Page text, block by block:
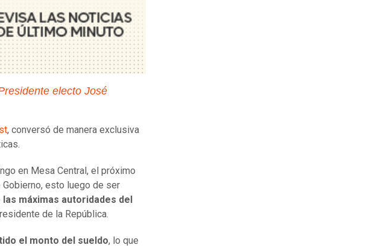
electo José
, conversó de manera exclusiva
en Mesa Central, el próximo
esto luego de ser
máximas autoridades del
de la República.
el monto del sueldo, lo que